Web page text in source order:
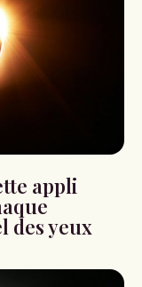
appli
des yeux